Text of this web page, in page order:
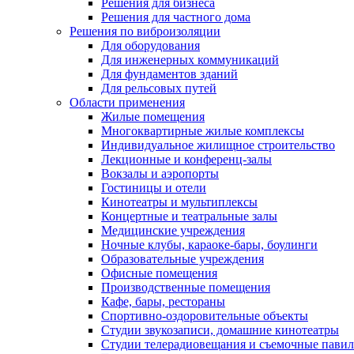
Решения для бизнеса
Решения для частного дома
Решения по виброизоляции
Для оборудования
Для инженерных коммуникаций
Для фундаментов зданий
Для рельсовых путей
Области применения
Жилые помещения
Многоквартирные жилые комплексы
Индивидуальное жилищное строительство
Лекционные и конференц-залы
Вокзалы и аэропорты
Гостиницы и отели
Кинотеатры и мультиплексы
Концертные и театральные залы
Медицинские учреждения
Ночные клубы, караоке-бары, боулинги
Образовательные учреждения
Офисные помещения
Производственные помещения
Кафе, бары, рестораны
Спортивно-оздоровительные объекты
Студии звукозаписи, домашние кинотеатры
Студии телерадиовещания и съемочные